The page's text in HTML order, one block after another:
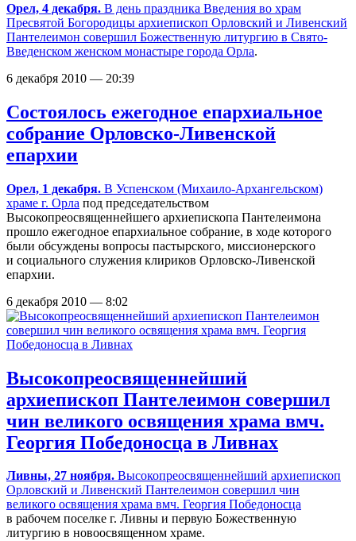
Орел, 4 декабря. В день праздника Введения во храм
Пресвятой Богородицы архиепископ Орловский и Ливенский
Пантелеимон совершил Божественную литургию в Свято-
Введенском женском монастыре города Орла.
6 декабря 2010 — 20:39
Состоялось ежегодное епархиальное
собрание Орловско-Ливенской
епархии
Орел, 1 декабря. В Успенском (Михаило-Архангельском)
храме г. Орла под председательством
Высокопреосвященнейшего архиепископа Пантелеимона
прошло ежегодное епархиальное собрание, в ходе которого
были обсуждены вопросы пастырского, миссионерского
и социального служения клириков Орловско-Ливенской
епархии.
6 декабря 2010 — 8:02
Высокопреосвященнейший
архиепископ Пантелеимон совершил
чин великого освящения храма вмч.
Георгия Победоносца в Ливнах
Ливны, 27 ноября. Высокопреосвященнейший архиепископ
Орловский и Ливенский Пантелеимон совершил чин
великого освящения храма вмч. Георгия Победоносца
в рабочем поселке г. Ливны и первую Божественную
литургию в новоосвященном храме.